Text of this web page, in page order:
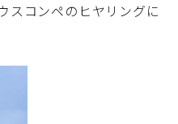
スコンペのヒヤリングに